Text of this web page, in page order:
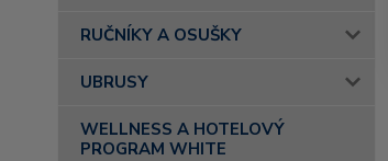
RUČNÍKY A OSUŠKY
UBRUSY
WELLNESS A HOTELOVÝ
PROGRAM WHITE